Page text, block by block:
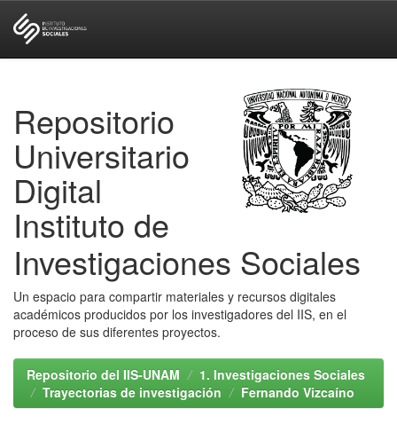
Repositorio
Universitario
Digital
Instituto de
Investigaciones Sociales
Un espacio para compartir materiales y recursos digitales
académicos producidos por los investigadores del IIS, en el
proceso de sus diferentes proyectos.
Repositorio del IIS-UNAM
1. Investigaciones Sociales
Trayectorias de investigación
Fernando Vizcaíno